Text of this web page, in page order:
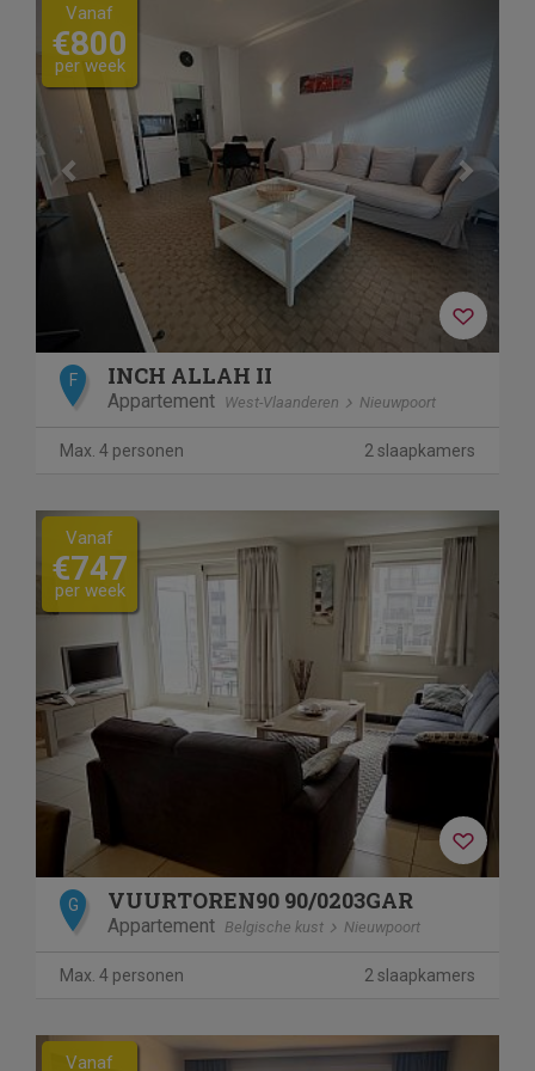
Vanaf
€800
per week
F INCH ALLAH II
Appartement West-Vlaanderen Nieuwpoort
Max. 4 personen 2 slaapkamers
Previous Next
Vanaf
€747
per week
G VUURTOREN90 90/0203GAR
Appartement Belgische kust Nieuwpoort
Max. 4 personen 2 slaapkamers
Previous
Vanaf